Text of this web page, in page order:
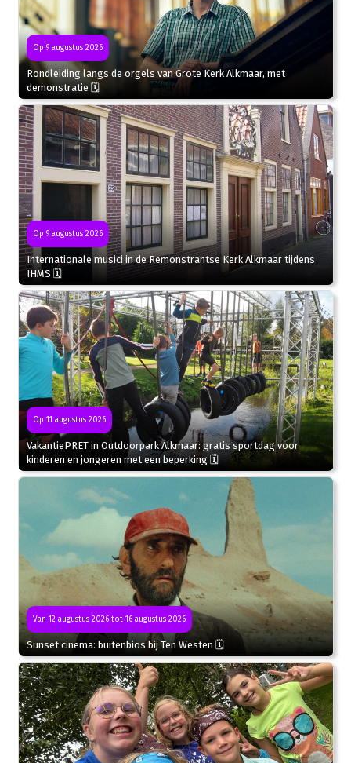
Op 9 augustus 2026
Rondleiding langs de orgels van Grote Kerk Alkmaar, met
demonstratie 🗓
Op 9 augustus 2026
Internationale musici in de Remonstrantse Kerk Alkmaar tijdens
IHMS 🗓
Op 11 augustus 2026
VakantiePRET in Outdoorpark Alkmaar: gratis sportdag voor
kinderen en jongeren met een beperking 🗓
Van 12 augustus 2026 tot 16 augustus 2026
Sunset cinema: buitenbios bij Ten Westen 🗓